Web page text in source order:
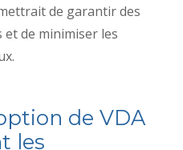
de garantir des
de minimiser les
de VDA
les